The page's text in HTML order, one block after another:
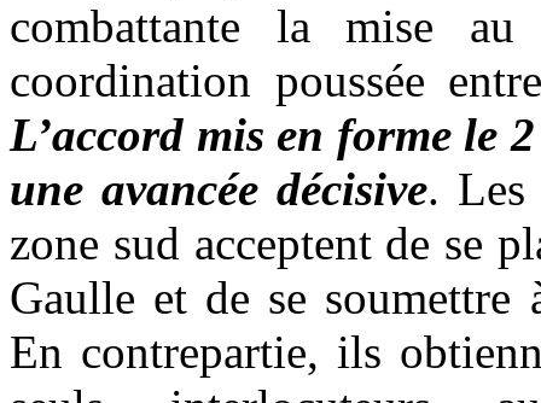
combattante la mise
coordination poussée
L’accord mis en forme le
une avancée décisive. Les
zone sud acceptent de se
Gaulle et de se soumettre
En contrepartie, ils